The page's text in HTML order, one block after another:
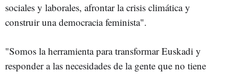
sociales y laborales, afrontar la crisis climática y
construir una democracia feminista".
"Somos la herramienta para transformar Euskadi y
responder a las necesidades de la gente que no tiene